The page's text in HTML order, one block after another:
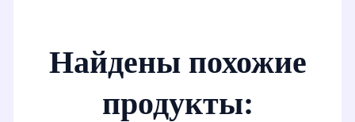
Найдены похожие
продукты: